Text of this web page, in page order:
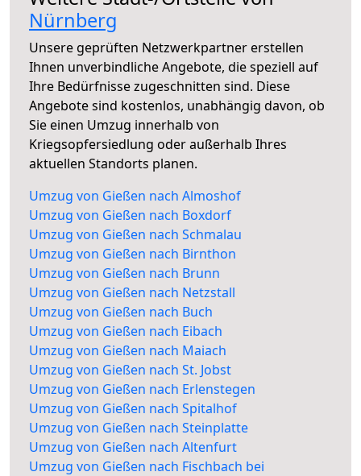
Nürnberg
Unsere geprüften Netzwerkpartner erstellen
Ihnen unverbindliche Angebote, die speziell auf
Ihre Bedürfnisse zugeschnitten sind. Diese
Angebote sind kostenlos, unabhängig davon, ob
Sie einen Umzug innerhalb von
Kriegsopfersiedlung oder außerhalb Ihres
aktuellen Standorts planen.
Umzug von Gießen nach Almoshof
Umzug von Gießen nach Boxdorf
Umzug von Gießen nach Schmalau
Umzug von Gießen nach Birnthon
Umzug von Gießen nach Brunn
Umzug von Gießen nach Netzstall
Umzug von Gießen nach Buch
Umzug von Gießen nach Eibach
Umzug von Gießen nach Maiach
Umzug von Gießen nach St. Jobst
Umzug von Gießen nach Erlenstegen
Umzug von Gießen nach Spitalhof
Umzug von Gießen nach Steinplatte
Umzug von Gießen nach Altenfurt
Umzug von Gießen nach Fischbach bei